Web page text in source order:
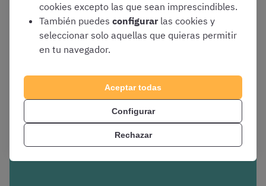
Conoce nuestra
plataforma
Regístrate gratis
cookies excepto las que sean imprescindibles.
También puedes configurar las cookies y
seleccionar solo aquellas que quieras permitir
en tu navegador.
Aceptar todas
Configurar
Rechazar